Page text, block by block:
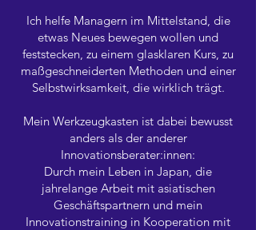
Ich helfe Managern im Mittelstand, die
etwas Neues bewegen wollen und
feststecken, zu einem glasklaren Kurs, zu
maßgeschneiderten Methoden und einer
Selbstwirksamkeit, die wirklich trägt.
Mein Werkzeugkasten ist dabei bewusst
anders als der anderer
Innovationsberater:innen:
Durch mein Leben in Japan, die
jahrelange Arbeit mit asiatischen
Geschäftspartnern und mein
Innovationstraining in Kooperation mit